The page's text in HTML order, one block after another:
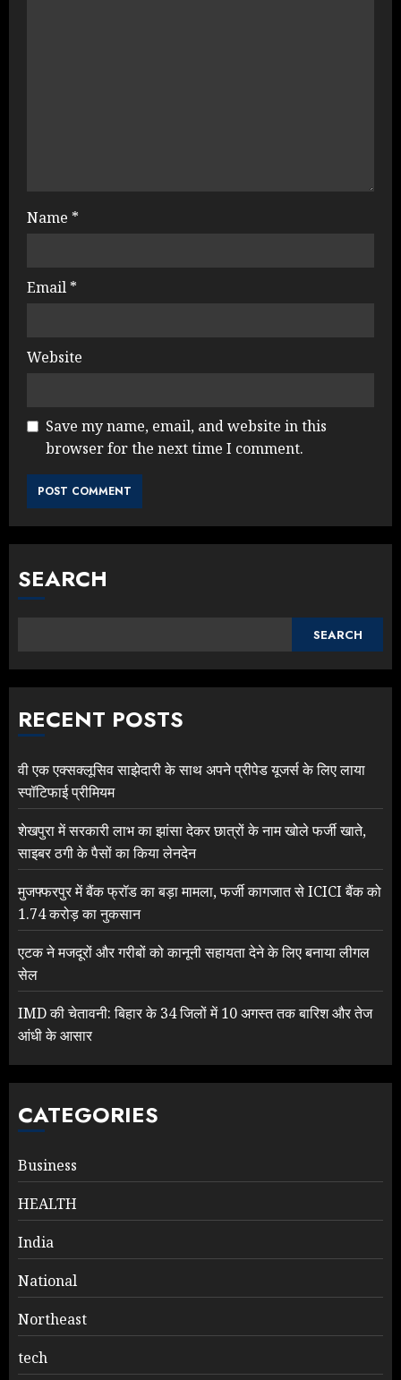
Name *
Email *
Website
Save my name, email, and website in this
browser for the next time I comment.
SEARCH
SEARCH
RECENT POSTS
वी एक एक्सक्लूसिव साझेदारी के साथ अपने प्रीपेड यूजर्स के लिए लाया
स्पॉटिफाई प्रीमियम
शेखपुरा में सरकारी लाभ का झांसा देकर छात्रों के नाम खोले फर्जी खाते,
साइबर ठगी के पैसों का किया लेनदेन
मुजफ्फरपुर में बैंक फ्रॉड का बड़ा मामला, फर्जी कागजात से ICICI बैंक को
1.74 करोड़ का नुकसान
एटक ने मजदूरों और गरीबों को कानूनी सहायता देने के लिए बनाया लीगल
सेल
IMD की चेतावनी: बिहार के 34 जिलों में 10 अगस्त तक बारिश और तेज
आंधी के आसार
CATEGORIES
Business
HEALTH
India
National
Northeast
tech